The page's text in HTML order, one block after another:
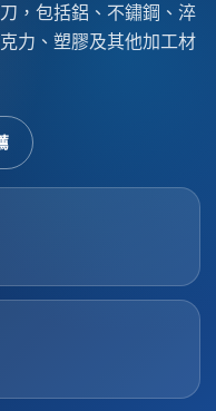
，包括鋁、不鏽鋼、淬
力、塑膠及其他加工材